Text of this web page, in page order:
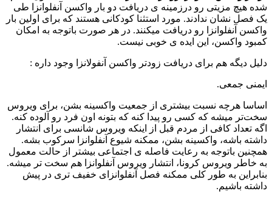
شده هیچ مزیتی رو درزمینه‌ ی دریافت دو بار واکسن آنفلوانزا طی
یک فصل نشان ندادند. مورد استثنا کودکانی هستند که برای اولین‌ بار
واکسن آنفلوانزا رو دریافت میکنند. در هر صورت باتوجه‌ به امکان
کمبود واکسن، این ایده‌ ی خوبی نیست.
دلیل دیگه هم برای دریافت زودتر واکسن آنفولانزا وجود داره :
ایمنی جمعی.
اساسا هرچه نسبت بیشتری از جمعیت واکسینه بشن، برای ویروس
سخت‌تر میشه که کسی رو پیدا کنه که بتونه اون فرد رو آلوده کنه.
اگه تعداد کافی از مردم قبل از اینکه ویروس شانسی برای انتشار
داشته باشه، واکسینه بشن، ممکنه شیوع آنفلوانزا سرکوب بشه.
همچنین باتوجه‌ به رعایت فاصله‌ ی اجتماعی بیشتر از حالت معمول
به خاطر ویروس کرونا، انتشار ویروس آنفلوانزا هم سخت‌ تر میشه.
بنابراین به‌ طور کلی ممکنه فصل آنفلوانزای خفیف‌ تری در پیش
داشته باشیم.